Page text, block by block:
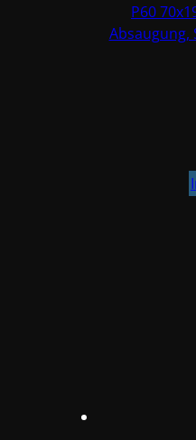
P60
Absaugung,